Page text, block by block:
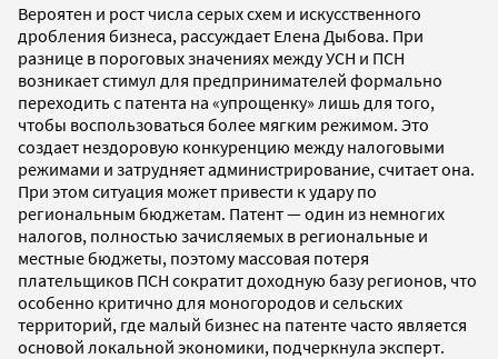
Вероятен и рост числа серых схем и искусственного
дробления бизнеса, рассуждает Елена Дыбова. При
разнице в пороговых значениях между УСН и ПСН
возникает стимул для предпринимателей формально
переходить с патента на «упрощенку» лишь для того,
чтобы воспользоваться более мягким режимом. Это
создает нездоровую конкуренцию между налоговыми
режимами и затрудняет администрирование, считает она.
При этом ситуация может привести к удару по
региональным бюджетам. Патент — один из немногих
налогов, полностью зачисляемых в региональные и
местные бюджеты, поэтому массовая потеря
плательщиков ПСН сократит доходную базу регионов, что
особенно критично для моногородов и сельских
территорий, где малый бизнес на патенте часто является
основой локальной экономики, подчеркнула эксперт.